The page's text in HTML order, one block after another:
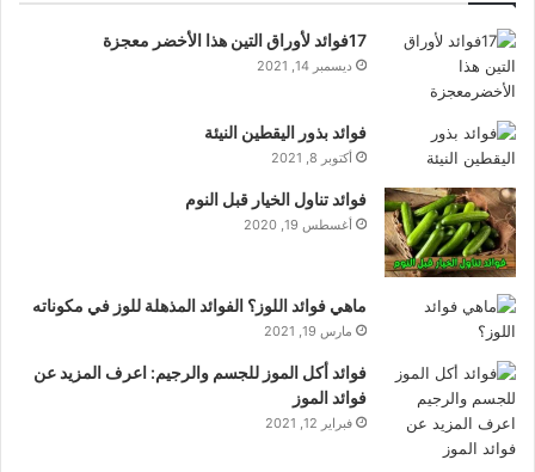
17فوائد لأوراق التين هذا الأخضر معجزة
ديسمبر 14, 2021
فوائد بذور اليقطين النيئة
أكتوبر 8, 2021
فوائد تناول الخيار قبل النوم
أغسطس 19, 2020
ماهي فوائد اللوز؟ الفوائد المذهلة للوز في مكوناته
مارس 19, 2021
فوائد أكل الموز للجسم والرجيم: اعرف المزيد عن
فوائد الموز
فبراير 12, 2021